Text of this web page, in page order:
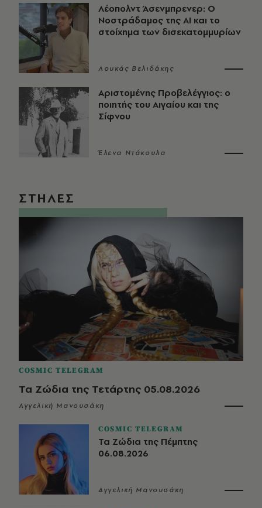
Λέοπολντ Άσενμπρενερ: Ο
Νοστράδαμος της AI και το
στοίχημα των δισεκατομμυρίων
Λουκάς Βελιδάκης
Αριστομένης Προβελέγγιος: ο
ποιητής του Αιγαίου και της
Σίφνου
Έλενα Ντάκουλα
ΣΤΗΛΕΣ
COSMIC TELEGRAM
Τα Ζώδια της Τετάρτης 05.08.2026
Αγγελική Μανουσάκη
COSMIC TELEGRAM
Τα Ζώδια της Πέμπτης
06.08.2026
Αγγελική Μανουσάκη